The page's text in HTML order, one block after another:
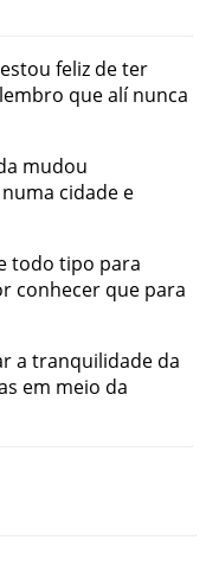
estou feliz deter
lembro quealí nunca
mudou
numa cidade e
todo tipo para
conhecer que para
a tranquilidade da
em meio da